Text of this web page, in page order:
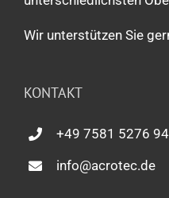
Wir unterstützen Sie
KONTAKT
+49 7581 5276
info@acrotec.de